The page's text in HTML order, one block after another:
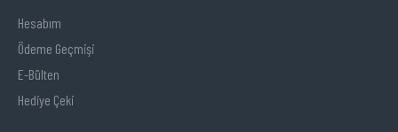
Hesabım
Ödeme Geçmişi
E-Bülten
Hediye Çeki